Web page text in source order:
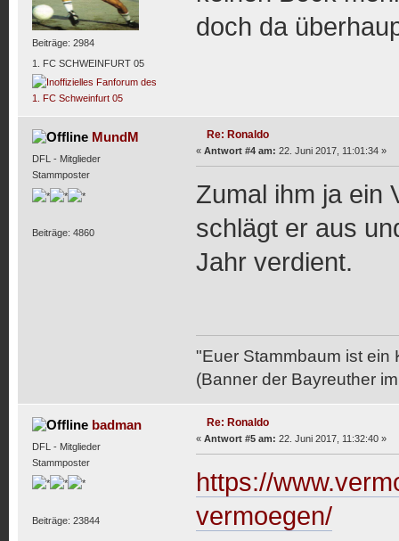
Beiträge: 2984
1. FC SCHWEINFURT 05
doch da
MundM
DFL - Mitglieder
Stammposter
Beiträge: 4860
Re: Ronaldo
« Antwort #4 am: 22. Juni 2017, 11:01:34 »
Zumal ihm ja ein
schlägt er aus
Jahr verdient.
"Euer Stammbaum ist ein
(Banner der Bayreuther
badman
DFL - Mitglieder
Stammposter
Beiträge: 23844
Re: Ronaldo
« Antwort #5 am: 22. Juni 2017, 11:32:40 »
https://
vermoegen/